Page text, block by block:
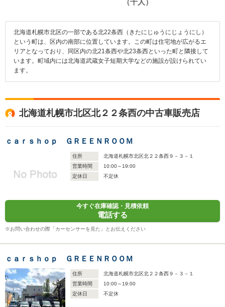
北海道札幌市北区の一部である北22条西（きたにじゅうにじょうにし）
という町は、区内の南部に位置しています。この町は住宅地が広がるエ
リアとなっており、同区内の北21条西や北23条西といった町と隣接して
います。町域内には北海道武蔵女子短期大学などの施設が設けられてい
ます。
北海道札幌市北区北２２条西の中古車販売店
ｃａｒｓｈｏｐ ＧＲＥＥＮＲＯＯＭ
住所
北海道札幌市北区北２２条西９－３－１
営業時間
10:00～19:00
定休日
不定休
今すぐ在庫確認・見積依頼
電話する
※お問い合わせの際「カーセンサーを見た」とお伝えください
ｃａｒｓｈｏｐ ＧＲＥＥＮＲＯＯＭ
住所
北海道札幌市北区北２２条西９－３－１
営業時間
10:00～19:00
定休日
不定休